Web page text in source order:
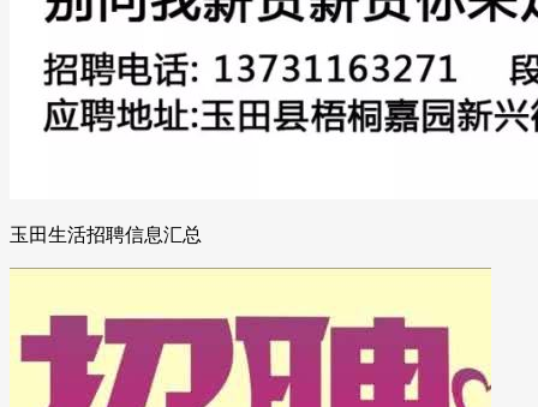
玉田生活招聘信息汇总